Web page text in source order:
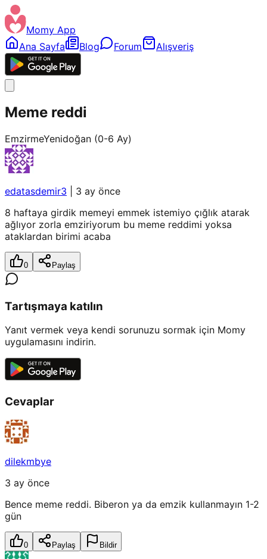
Momy App
Ana Sayfa
Blog Forum Alışveriş
Meme reddi
EmzirmeYenidoğan (0-6 Ay)
edatasdemir3
3 ay önce
8 haftaya girdik memeyi emmek istemiyo çığlık atarak
ağlıyor zorla emziriyorum bu meme reddimi yoksa
ataklardan birimi acaba
0 Paylaş
Tartışmaya katılın
Yanıt vermek veya kendi sorunuzu sormak için Momy
uygulamasını indirin.
Cevaplar
dilekmbye
3 ay önce
Bence meme reddi. Biberon ya da emzik kullanmayın 1-2
gün
0 Paylaş Bildir